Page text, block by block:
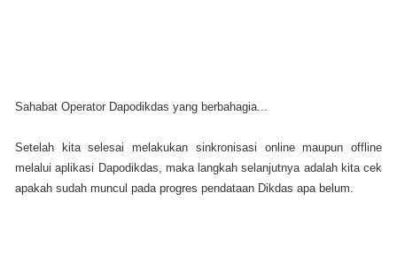
Sahabat Operator Dapodikdas yang berbahagia...
Setelah kita selesai melakukan sinkronisasi online maupun offline
melalui aplikasi Dapodikdas, maka langkah selanjutnya adalah kita cek
apakah sudah muncul pada progres pendataan Dikdas apa belum.